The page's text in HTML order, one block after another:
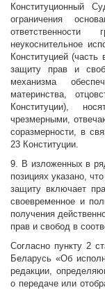
Конституционный
ограничения
неукоснительное
Конституцией
защиту прав и
механизма
материнства,
Конституции),
чрезмерными,
соразмерности, в
23 Конституции.
9. В изложенных в
позициях указано,
защиту включает
своевременное и
получения
прав и свобод в
Согласно пункту 2
Беларусь «Об
редакции,
о передаче или